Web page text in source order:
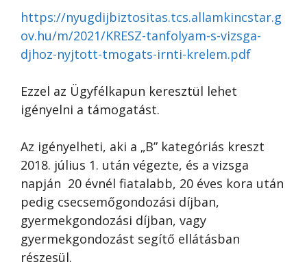
https://nyugdijbiztositas.tcs.allamkincstar.g
ov.hu/m/2021/KRESZ-tanfolyam-s-vizsga-
djhoz-nyjtott-tmogats-irnti-krelem.pdf
Ezzel az Ügyfélkapun keresztül lehet
igényelni a támogatást.
Az igényelheti, aki a „B” kategóriás kreszt
2018. július 1. után végezte, és a vizsga
napján 20 évnél fiatalabb, 20 éves kora után
pedig csecsemőgondozási díjban,
gyermekgondozási díjban, vagy
gyermekgondozást segítő ellátásban
részesül.